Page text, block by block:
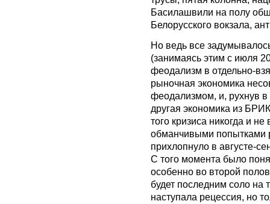
Басилашвили на полу
Белорусского вокзала,
Но ведь все
(занимаясь этим с июля
феодализм в отдельно-
рыночная экономика
феодализмом, и, рухнув в
другая экономика из
того кризиса никогда и
обманчивыми попытками
прихлопнуло в августе-
С того момента было
особенно во второй
будет последним соло на
наступала рецессия, но